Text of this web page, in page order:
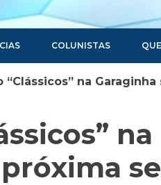
COLUNISTAS
“Clássicos” na